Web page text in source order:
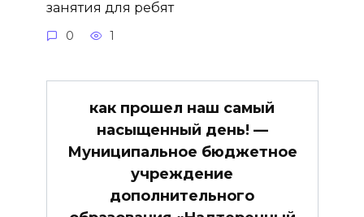
занятия для ребят
0 1
как прошел наш самый
насыщенный день! —
Муниципальное бюджетное
учреждение
дополнительного